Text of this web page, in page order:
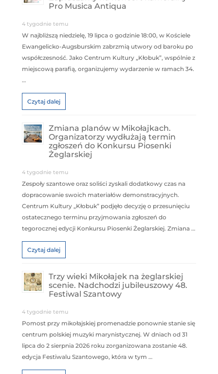
Pro Musica Antiqua
4 tygodnie temu
W najbliższą niedzielę, 19 lipca o godzinie 18:00, w Kościele
Ewangelicko-Augsburskim zabrzmią utwory od baroku po
współczesność. Jako Centrum Kultury „Kłobuk”, wspólnie z
miejscową parafią, organizujemy wydarzenie w ramach 34.
…
Czytaj dalej
Zmiana planów w Mikołajkach.
Organizatorzy wydłużają termin
zgłoszeń do Konkursu Piosenki
Żeglarskiej
4 tygodnie temu
Zespoły szantowe oraz soliści zyskali dodatkowy czas na
dopracowanie swoich materiałów demonstracyjnych.
Centrum Kultury „Kłobuk” podjęło decyzję o przesunięciu
ostatecznego terminu przyjmowania zgłoszeń do
tegorocznej edycji Konkursu Piosenki Żeglarskiej. Zmiana …
Czytaj dalej
Trzy wieki Mikołajek na żeglarskiej
scenie. Nadchodzi jubileuszowy 48.
Festiwal Szantowy
4 tygodnie temu
Pomost przy mikołajskiej promenadzie ponownie stanie się
centrum polskiej muzyki marynistycznej. W dniach od 31
lipca do 2 sierpnia 2026 roku zorganizowana zostanie 48.
edycja Festiwalu Szantowego, która w tym …